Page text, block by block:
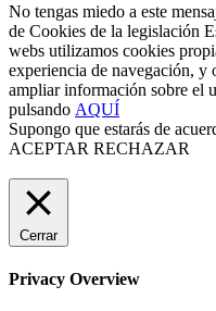
No tengas miedo a este
de Cookies de la legislación
webs utilizamos cookies
experiencia de navegación, y
ampliar información sobre el
pulsando AQUÍ
Supongo que estarás de
ACEPTAR RECHAZAR
Cerrar
Privacy Overview